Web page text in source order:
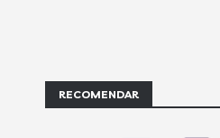
RECOMENDAR